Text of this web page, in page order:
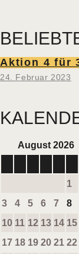
Aktion 4 für
24. Februar 2023
August 2026
1
3
4 5 6 7 8
10 11 12 13 14 15
17 18 19 20 21 22